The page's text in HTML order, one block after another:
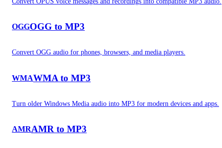
OGGOGG to MP3
Convert OGG audio for phones, browsers, and media players.
WMAWMA to MP3
Turn older Windows Media audio into MP3 for modern devices and apps.
AMRAMR to MP3